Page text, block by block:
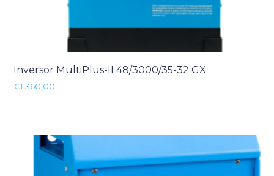
Inversor MultiPlus-II 48/3000/35-32 GX
€1.360,00